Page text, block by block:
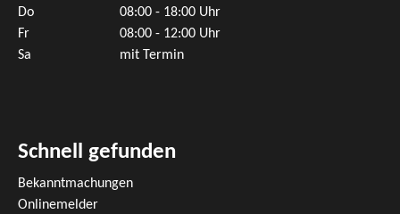
Do
08:00 - 18:00 Uhr
Fr
08:00 - 12:00 Uhr
Sa
mit Termin
Schnell gefunden
Bekanntmachungen
Onlinemelder